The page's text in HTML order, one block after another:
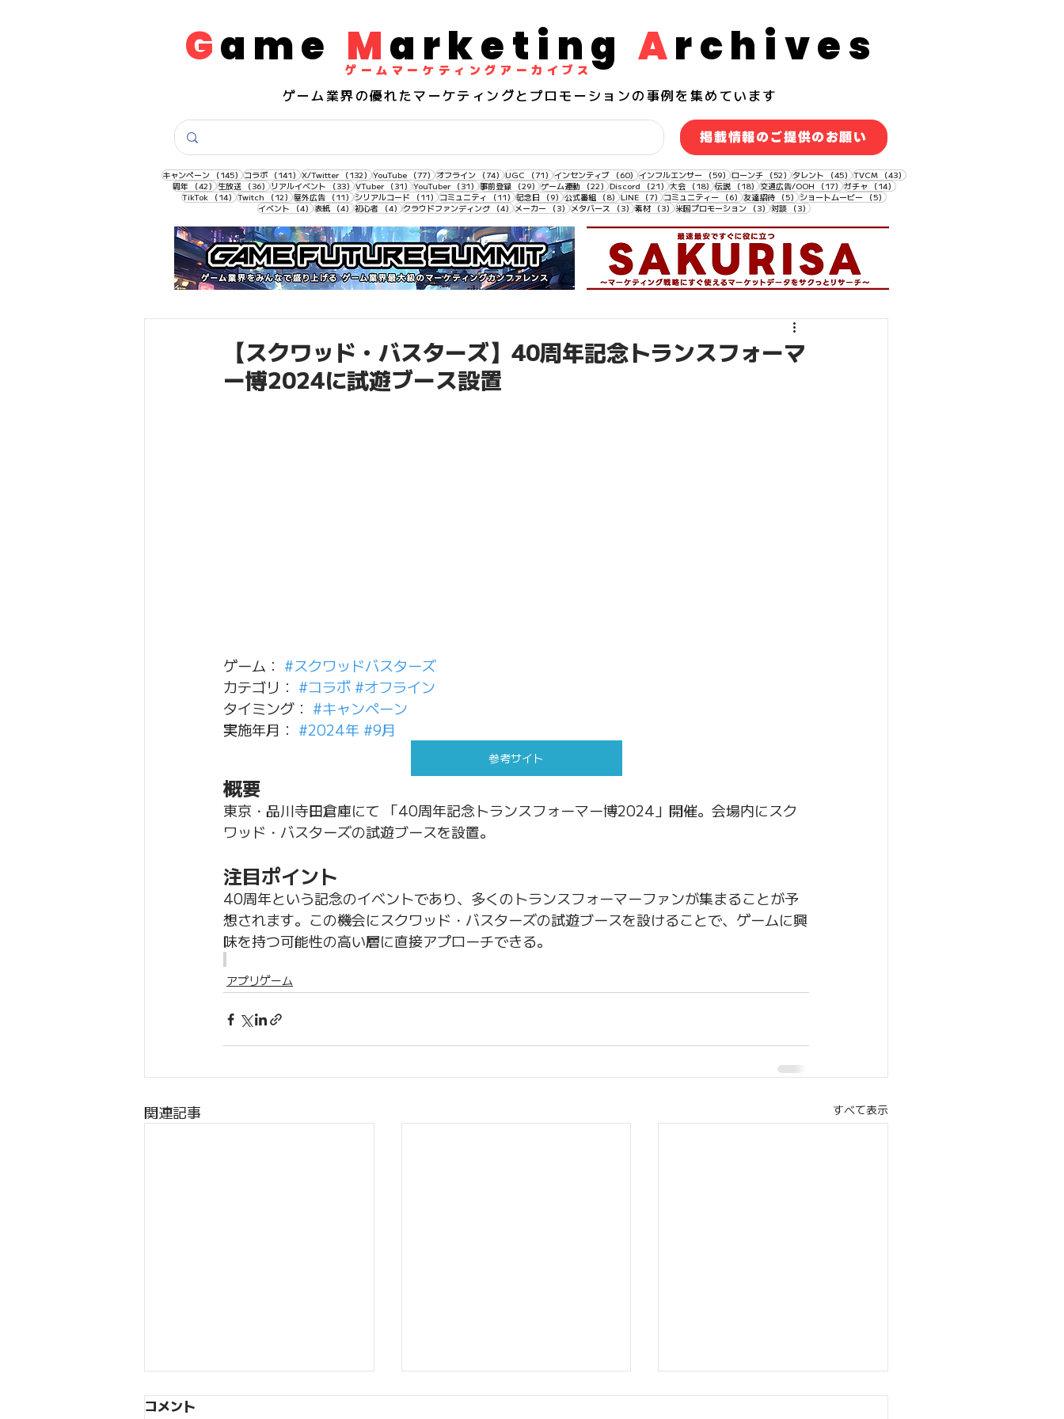
Game Marketing Archives
​ゲームマーケティングアーカイブス
​ゲーム業界の優れたマーケティングとプロモーションの事例を集めています
掲載情報のご提供のお願い
キャンペーン （145）145件の記事
コラボ （141）141件の記事
X/Twitter （132）132件の記事
YouTube （77）77件の記事
オフライン （74）74件の記事
UGC （71）71件の記事
インセンティブ （60）60件の記事
インフルエンサー （59）59件の記事
ローンチ （52）52件の記事
タレント （45）45件の記事
TVCM （43）43件の記事
周年
（42）42件の記事
生放送 （36）36件の記事
リアルイベント （33）33件の記事
VTuber （31）31件の記事
YouTuber （31）31件の記事
事前登録 （29）29件の記事
ゲーム連動 （22）22件の記事
Discord （21）21件の記事
大会 （18）18件の記事
伝説 （18）18件の記事
交通広告/OOH （17）17件の記事
ガチャ （14）14件の記事
TikTok （14）14件の記事
Twitch （12）12件の記事
屋外広告 （11）11件の記事
シリアルコード （11）11件の記事
コミュニティ （11）11件の記事
記念日 （9）9件の記事
公式番組 （8）8件の記事
LINE （7）7件の記事
コミュニティー （6）6件の記事
友達招待 （5）5件の記事
ショートムービー （5）5件の記事
イベント
（4）4件の記事
表紙 （4）4件の記事
初心者 （4）4件の記事
クラウドファンディング （4）4件の記事
メーカー （3）3件の記事
メタバース （3）3件の記事
素材 （3）3件の記事
米国プロモーション （3）3件の記事
対談 （3）3件の記事
【スクワッド・バスターズ】40周年記念トランスフォーマ
ー博2024に試遊ブース設置
ゲーム： #スクワッドバスターズ
カテゴリ： #コラボ #オフライン
タイミング： #キャンペーン
実施年月： #2024年 #9月
参考サイト
概要
東京・品川寺田倉庫にて 「40周年記念トランスフォーマー博2024」開催。会場内にスク
ワッド・バスターズの試遊ブースを設置。
注目ポイント
40周年という記念のイベントであり、多くのトランスフォーマーファンが集まることが予
想されます。この機会にスクワッド・バスターズの試遊ブースを設けることで、ゲームに興
味を持つ可能性の高い層に直接アプローチできる。
アプリゲーム
関連記事 すべて表示
コメント